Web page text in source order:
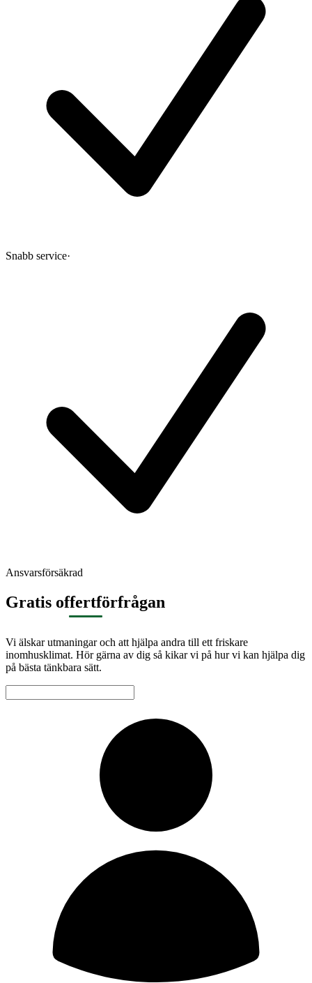
Snabb service·
Ansvarsförsäkrad
Gratis offertförfrågan
Vi älskar utmaningar och att hjälpa andra till ett friskare
inomhusklimat. Hör gärna av dig så kikar vi på hur vi kan hjälpa dig
på bästa tänkbara sätt.